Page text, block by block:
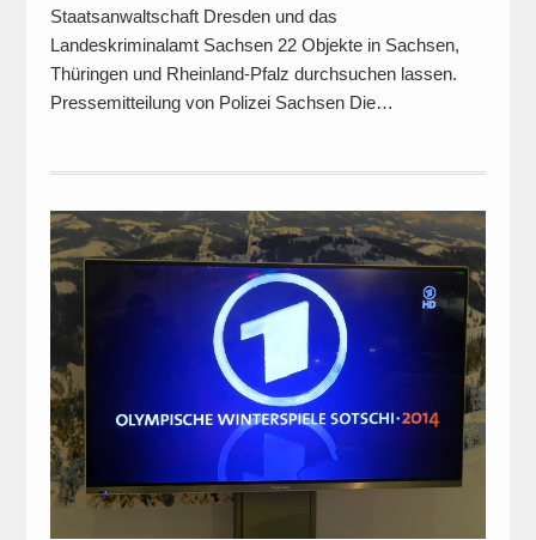
Staatsanwaltschaft Dresden und das
Landeskriminalamt Sachsen 22 Objekte in Sachsen,
Thüringen und Rheinland-Pfalz durchsuchen lassen.
Pressemitteilung von Polizei Sachsen Die…